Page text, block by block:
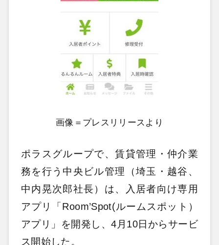
画像＝プレスリリースより
ポラスグループで、賃貸管理・仲介業
務を行う中央ビル管理（埼玉・越谷、
中内晃次郎社長）は、入居者向け専用
アプリ「Room’Spot(ルームスポット）
アプリ」を開発し、4月10日からサービ
ス開始した。